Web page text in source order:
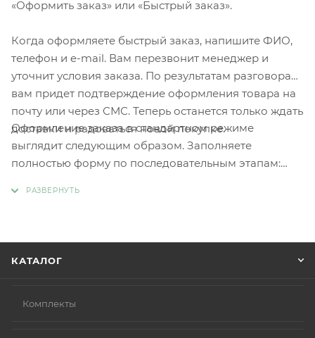
«Оформить заказ» или «Быстрый заказ».
Когда оформляете быстрый заказ, напишите ФИО,
телефон и e-mail. Вам перезвонит менеджер и
уточнит условия заказа. По результатам разговора
вам придет подтверждение оформления товара на
почту или через СМС. Теперь останется только ждать
доставки и радоваться новой покупке.
Оформление заказа в стандартном режиме
выглядит следующим образом. Заполняете
полностью форму по последовательным этапам:
КАТАЛОГ
Комплекты